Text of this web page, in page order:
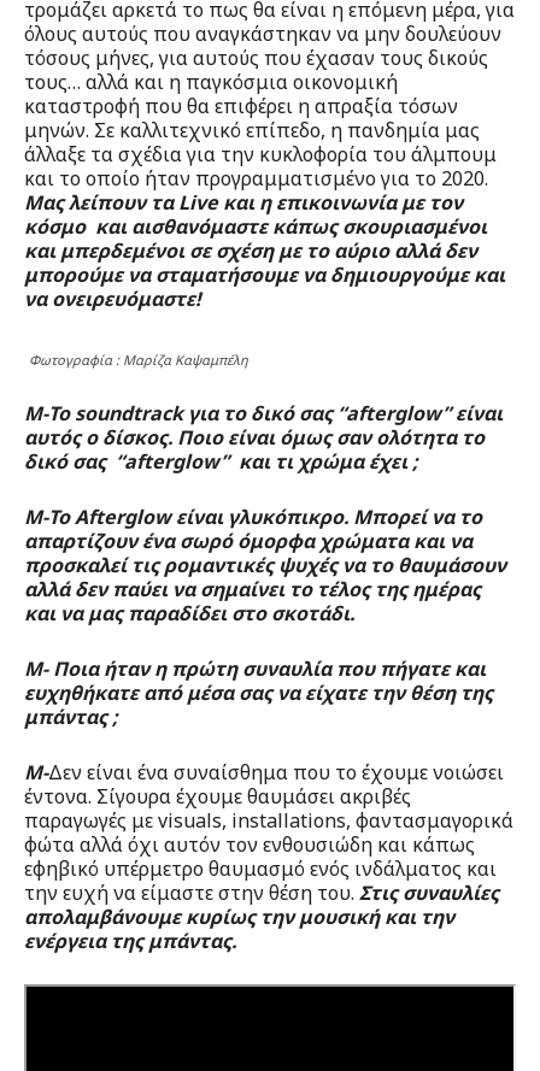
τρομάζει αρκετά το πως θα είναι η επόμενη μέρα, για
όλους αυτούς που αναγκάστηκαν να μην δουλεύουν
τόσους μήνες, για αυτούς που έχασαν τους δικούς
τους… αλλά και η παγκόσμια οικονομική
καταστροφή που θα επιφέρει η απραξία τόσων
μηνών. Σε καλλιτεχνικό επίπεδο, η πανδημία μας
άλλαξε τα σχέδια για την κυκλοφορία του άλμπουμ
και το οποίο ήταν προγραμματισμένο για το 2020.
Μας λείπουν τα Live και η επικοινωνία με τον
κόσμο και αισθανόμαστε κάπως σκουριασμένοι
και μπερδεμένοι σε σχέση με το αύριο αλλά δεν
μπορούμε να σταματήσουμε να δημιουργούμε και
να ονειρευόμαστε!
Φωτογραφία : Μαρίζα Καψαμπέλη
Μ-Το soundtrack για το δικό σας “afterglow” είναι
αυτός ο δίσκος. Ποιο είναι όμως σαν ολότητα το
δικό σας “afterglow” και τι χρώμα έχει ;
Μ-Το Afterglow είναι γλυκόπικρο. Μπορεί να το
απαρτίζουν ένα σωρό όμορφα χρώματα και να
προσκαλεί τις ρομαντικές ψυχές να το θαυμάσουν
αλλά δεν παύει να σημαίνει το τέλος της ημέρας
και να μας παραδίδει στο σκοτάδι.
Μ- Ποια ήταν η πρώτη συναυλία που πήγατε και
ευχηθήκατε από μέσα σας να είχατε την θέση της
μπάντας ;
Μ-Δεν είναι ένα συναίσθημα που το έχουμε νοιώσει
έντονα. Σίγουρα έχουμε θαυμάσει ακριβές
παραγωγές με visuals, installations, φαντασμαγορικά
φώτα αλλά όχι αυτόν τον ενθουσιώδη και κάπως
εφηβικό υπέρμετρο θαυμασμό ενός ινδάλματος και
την ευχή να είμαστε στην θέση του. Στις συναυλίες
απολαμβάνουμε κυρίως την μουσική και την
ενέργεια της μπάντας.